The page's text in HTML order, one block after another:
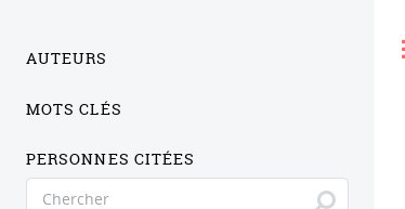
AUTEURS
MOTS CLÉS
PERSONNES CITÉES